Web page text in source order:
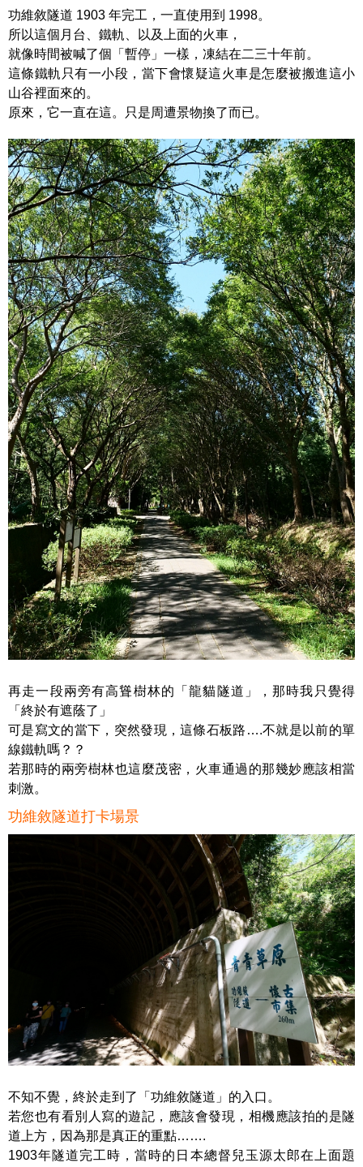
功維敘隧道 1903 年完工，一直使用到 1998。
所以這個月台、鐵軌、以及上面的火車，
就像時間被喊了個「暫停」一樣，凍結在二三十年前。
這條鐵軌只有一小段，當下會懷疑這火車是怎麼被搬進這小
山谷裡面來的。
原來，它一直在這。只是周遭景物換了而已。
再走一段兩旁有高聳樹林的「龍貓隧道」，那時我只覺得
「終於有遮蔭了」
可是寫文的當下，突然發現，這條石板路….不就是以前的單
線鐵軌嗎？？
若那時的兩旁樹林也這麼茂密，火車通過的那幾妙應該相當
刺激。
功維敘隧道打卡場景
不知不覺，終於走到了「功維敘隧道」的入口。
若您也有看別人寫的遊記，應該會發現，相機應該拍的是隧
道上方，因為那是真正的重點…….
1903年隧道完工時，當時的日本總督兒玉源太郎在上面題